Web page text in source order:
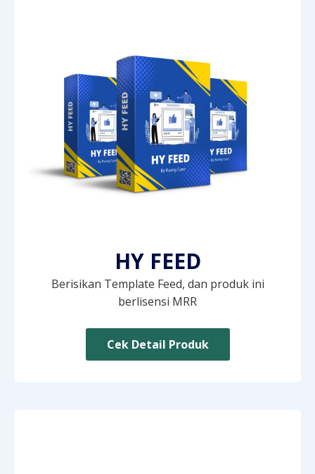
HY FEED
Berisikan Template Feed, dan produk ini
berlisensi MRR
Cek Detail Produk